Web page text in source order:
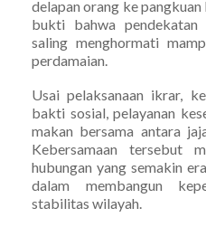
delapan orang ke
bukti bahwa pendekatan
saling menghormati
perdamaian.
Usai pelaksanaan ikrar,
bakti sosial, pelayanan
makan bersama antara
Kebersamaan tersebut
hubungan yang semakin
dalam membangun
stabilitas wilayah.